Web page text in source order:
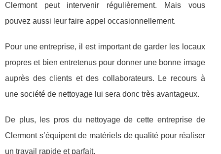
Clermont peut intervenir régulièrement. Mais vous
pouvez aussi leur faire appel occasionnellement.
Pour une entreprise, il est important de garder les locaux
propres et bien entretenus pour donner une bonne image
auprès des clients et des collaborateurs. Le recours à
une société de nettoyage lui sera donc très avantageux.
De plus, les pros du nettoyage de cette entreprise de
Clermont s’équipent de matériels de qualité pour réaliser
un travail rapide et parfait.